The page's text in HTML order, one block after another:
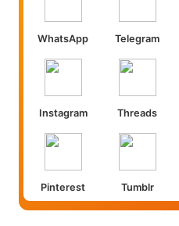
WhatsApp Telegram
Instagram Threads
Pinterest Tumblr